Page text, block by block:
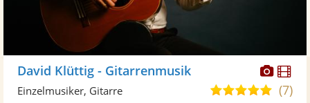
David Klüttig - Gitarrenmusik
5,0(7)
Einzelmusiker, Gitarre